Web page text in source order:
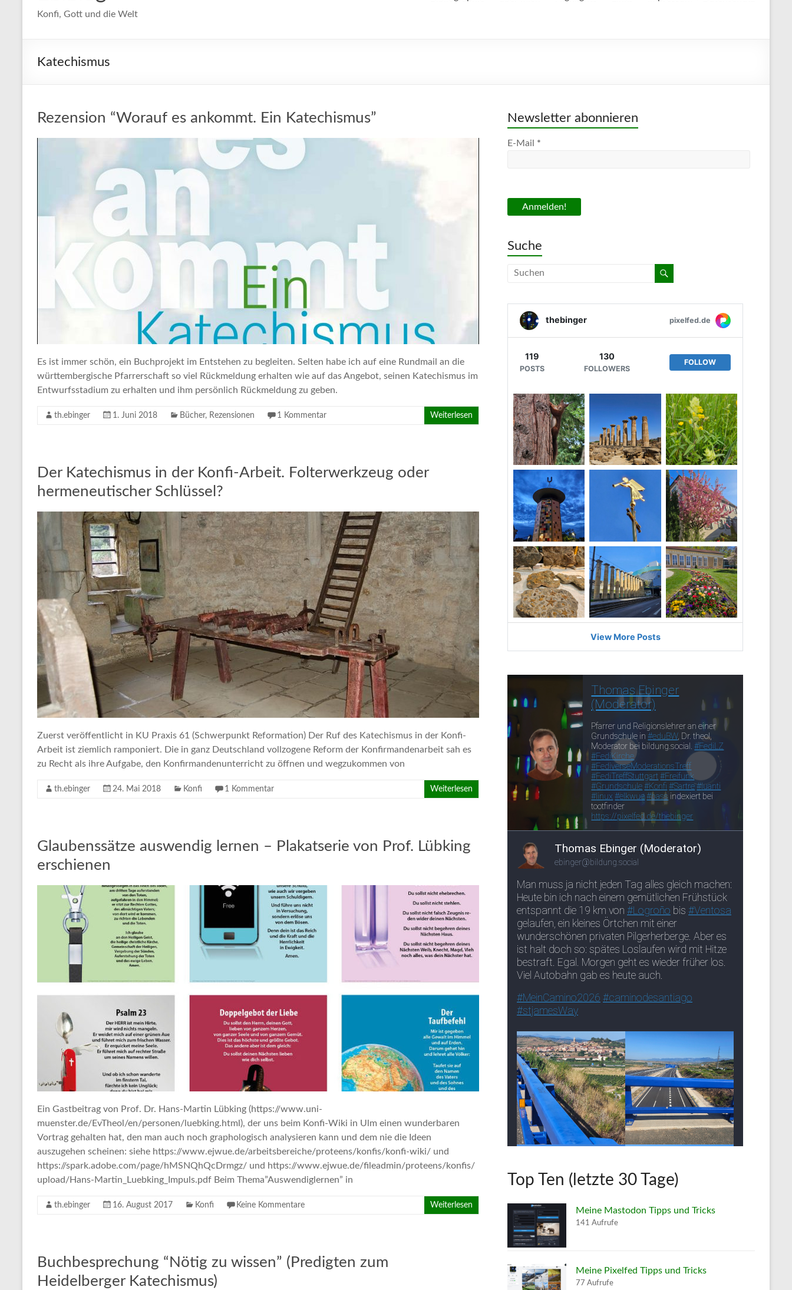
Konfi, Gott und die Welt
Katechismus
Rezension “Worauf es ankommt. Ein Katechismus”
Es ist immer schön, ein Buchprojekt im Entstehen zu begleiten. Selten habe ich auf eine Rundmail an die
württembergische Pfarrerschaft so viel Rückmeldung erhalten wie auf das Angebot, seinen Katechismus im
Entwurfsstadium zu erhalten und ihm persönlich Rückmeldung zu geben.
th.ebinger 1. Juni 2018 Bücher, Rezensionen 1 Kommentar Weiterlesen
Der Katechismus in der Konfi-Arbeit. Folterwerkzeug oder
hermeneutischer Schlüssel?
Zuerst veröffentlicht in KU Praxis 61 (Schwerpunkt Reformation) Der Ruf des Katechismus in der Konfi-
Arbeit ist ziemlich ramponiert. Die in ganz Deutschland vollzogene Reform der Konfirmandenarbeit sah es
zu Recht als ihre Aufgabe, den Konfirmandenunterricht zu öffnen und wegzukommen von
th.ebinger 24. Mai 2018 Konfi 1 Kommentar Weiterlesen
Glaubenssätze auswendig lernen – Plakatserie von Prof. Lübking
erschienen
Ein Gastbeitrag von Prof. Dr. Hans-Martin Lübking (https://www.uni-
muenster.de/EvTheol/en/personen/luebking.html), der uns beim Konfi-Wiki in Ulm einen wunderbaren
Vortrag gehalten hat, den man auch noch graphologisch analysieren kann und dem nie die Ideen
auszugehen scheinen: siehe https://www.ejwue.de/arbeitsbereiche/proteens/konfis/konfi-wiki/ und
https://spark.adobe.com/page/hMSNQhQcDrmgz/ und https://www.ejwue.de/fileadmin/proteens/konfis/
upload/Hans-Martin_Luebking_Impuls.pdf Beim Thema”Auswendiglernen” in
th.ebinger 16. August 2017 Konfi Keine Kommentare Weiterlesen
Buchbesprechung “Nötig zu wissen” (Predigten zum
Heidelberger Katechismus)
Newsletter abonnieren
E-Mail *
Suche
Top Ten (letzte 30 Tage)
Meine Mastodon Tipps und Tricks
141 Aufrufe
Meine Pixelfed Tipps und Tricks
77 Aufrufe